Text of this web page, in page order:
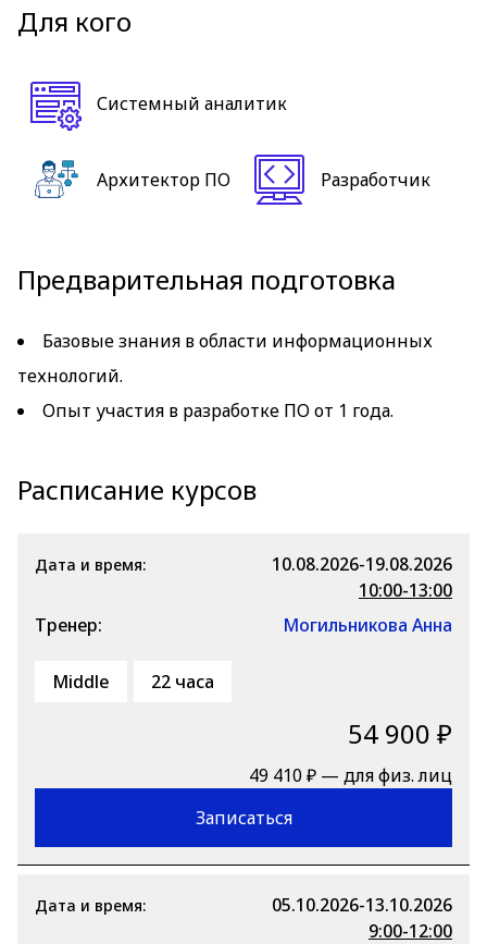
Для кого
Системный аналитик
Архитектор ПО Разработчик
Предварительная подготовка
Базовые знания в области информационных
технологий.
Опыт участия в разработке ПО от 1 года.
Расписание курсов
Дата и время:
10.08.2026-19.08.2026
10:00-13:00
Тренер:
Могильникова Анна
Middle 22 часа
54 900 ₽
49 410 ₽ — для физ. лиц
Записаться
Дата и время:
05.10.2026-13.10.2026
9:00-12:00